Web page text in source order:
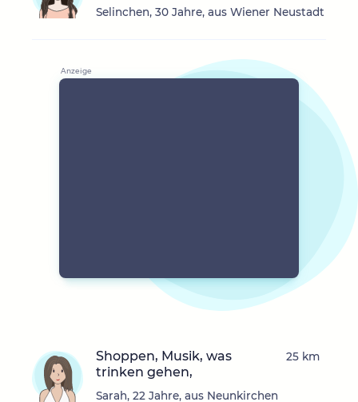
Selinchen, 30 Jahre, aus Wiener Neustadt
Shoppen, Musik, was
trinken gehen,
Sarah, 22 Jahre, aus Neunkirchen
25 km